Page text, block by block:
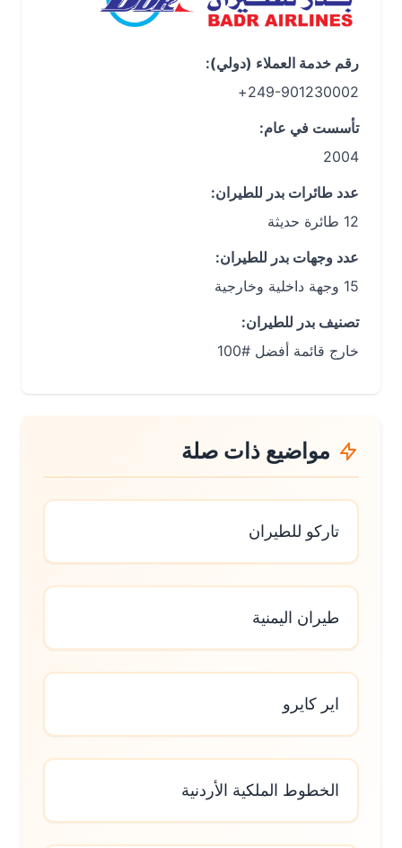
رقم خدمة العملاء (دولي):
249-901230002+
تأسست في عام:
عدد طائرات بدر للطيران:
عدد وجهات بدر للطيران:
تصنيف بدر للطيران:
خارج قائمة أفضل #100
مواضيع ذات صلة
تاركو للطيران
طيران اليمنية
اير كايرو
الخطوط الملكية الأردنية